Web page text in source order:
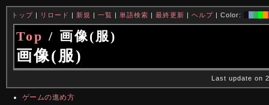
トップ| リロード | 新規 | 一覧 | 単語検索 | 最終更新 | ヘルプ| Color:
Top / 画像(服)
画像(服)
Last update on
ゲームの進め方